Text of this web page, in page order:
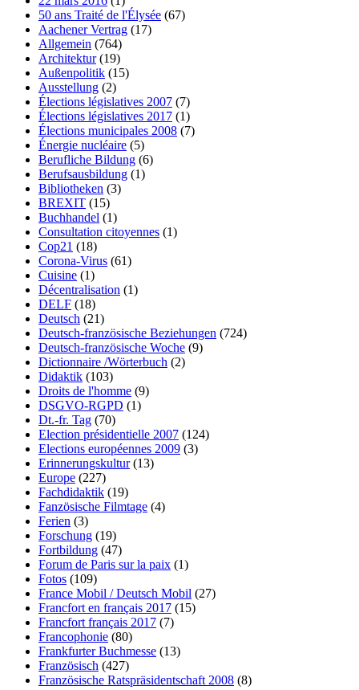
50 ans Traité de l'Élysée (67)
Aachener Vertrag (17)
Allgemein (764)
Architektur(19)
Außenpolitik (15)
Ausstellung (2)
Élections législatives 2007 (7)
Élections législatives 2017 (1)
Élections municipales 2008 (7)
Énergie nucléaire (5)
Berufliche Bildung (6)
Berufsausbildung (1)
Bibliotheken (3)
BREXIT (15)
Buchhandel (1)
Consultation citoyennes (1)
Cop21 (18)
Corona-Virus (61)
Cuisine (1)
Décentralisation (1)
DELF (18)
Deutsch (21)
Deutsch-französische Beziehungen (724)
Deutsch-französische Woche (9)
Dictionnaire /Wörterbuch (2)
Didaktik (103)
Droits de l'homme (9)
DSGVO-RGPD (1)
Dt.-fr. Tag (70)
Election présidentielle 2007 (124)
Elections européennes 2009 (3)
Erinnerungskultur(13)
Europe (227)
Fachdidaktik (19)
Fanzösische Filmtage (4)
Ferien (3)
Forschung (19)
Fortbildung (47)
Forum de Paris sur la paix (1)
Fotos (109)
France Mobil / Deutsch Mobil (27)
Francfort en français 2017 (15)
Francfort français 2017 (7)
Francophonie (80)
Frankfurter Buchmesse (13)
Französisch (427)
Französische Ratspräsidentschaft 2008 (8)